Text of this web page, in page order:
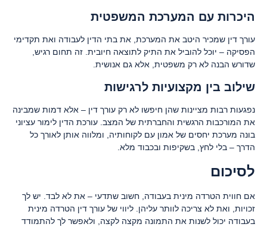
היכרות עם המערכת המשפטית
עורך דין שמכיר היטב את המערכת, את בתי הדין לעבודה ואת תקדימי
הפסיקה – יוכל להוביל את התיק לתוצאה חיובית. זה תחום רגיש,
שדורש הבנה לא רק משפטית, אלא גם אנושית.
שילוב בין מקצועיות לרגישות
נפגעות רבות מציינות שהן חיפשו לא רק עורך דין – אלא דמות שמבינה
את המורכבות הרגשית והחברתית של המצב. עורכת הדין לימור עציוני
בונה מערכת יחסים של אמון עם לקוחותיה, ומלווה אותן לאורך כל
הדרך – בלי לחץ, בשקיפות ובכבוד מלא.
לסיכום
אם חווית הטרדה מינית בעבודה, חשוב שתדעי – את לא לבד. יש לך
זכויות, ואת לא צריכה לוותר עליהן. ליווי של עורך דין הטרדה מינית
בעבודה יכול לשנות את התמונה מקצה לקצה, ולאפשר לך להתמודד